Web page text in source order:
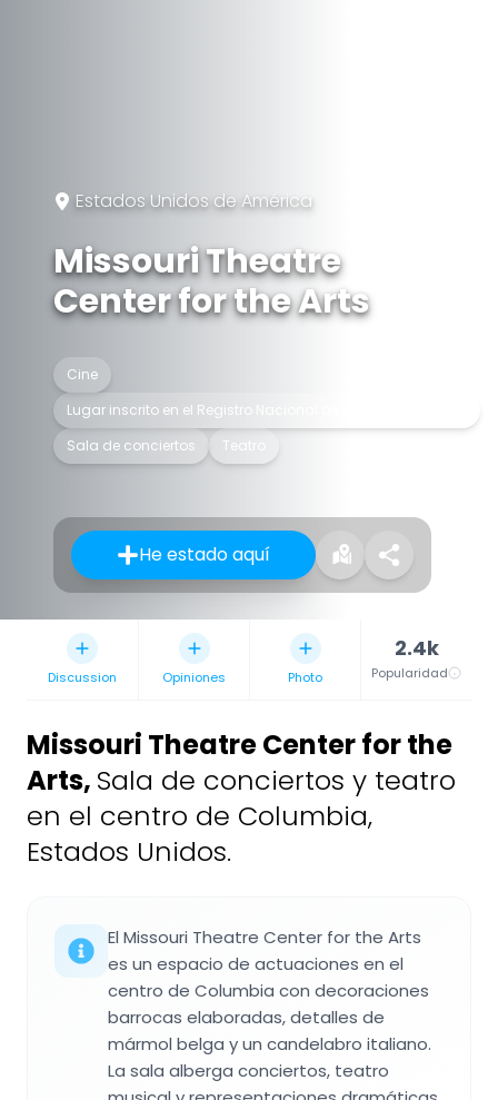
Estados Unidos de América
Missouri Theatre
Center for the Arts
Cine
Lugar inscrito en el Registro Nacional de Lugares Históricos
Sala de conciertos
Teatro
He estado aquí
Discussion Opiniones Photo
2.4k
Popularidad
Missouri Theatre Center for the
Arts, Sala de conciertos y teatro
en el centro de Columbia,
Estados Unidos.
El Missouri Theatre Center for the Arts
es un espacio de actuaciones en el
centro de Columbia con decoraciones
barrocas elaboradas, detalles de
mármol belga y un candelabro italiano.
La sala alberga conciertos, teatro